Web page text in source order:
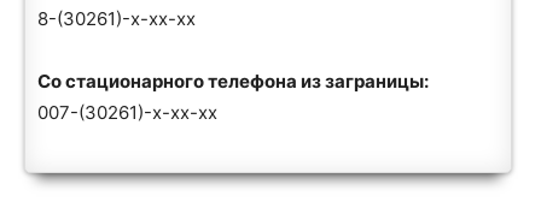
8-(30261)-x-xx-xx
Со стационарного телефона из заграницы:
007-(30261)-x-xx-xx